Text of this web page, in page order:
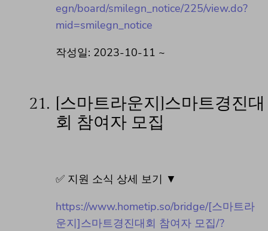
egn/board/smilegn_notice/225/view.do?
mid=smilegn_notice
작성일: 2023-10-11 ~
21. [스마트라운지]스마트경진대
회 참여자 모집
✅ 지원 소식 상세 보기 ▼
https://www.hometip.so/bridge/[스마트라
운지]스마트경진대회 참여자 모집/?